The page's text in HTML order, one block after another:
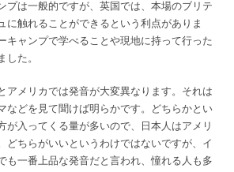
プは一般的ですが、英国では、本場のブリテ
に触れることができるという利点がありま
キャンプで学べることや現地に持って行った
した。
アメリカでは発音が大変異なります。それは
などを見て聞けば明らかです。どちらかとい
が入ってくる量が多いので、日本人はアメリ
どちらがいいというわけではないですが、イ
も一番上品な発音だと言われ、憧れる人も多